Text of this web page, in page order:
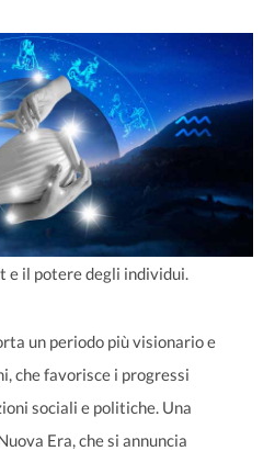
e il potere degli individui.
un periodo più visionario e
che favorisce i progressi
sociali e politiche. Una
Era, che si annuncia